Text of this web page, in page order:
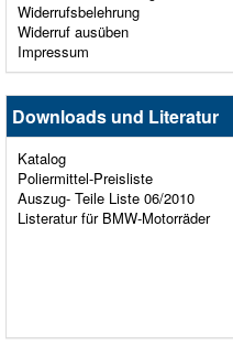
Widerrufsbelehrung
Widerruf ausüben
Impressum
Downloads und Literatur
Katalog
Poliermittel-Preisliste
Auszug- Teile Liste 06/2010
Listeratur für BMW-Motorräder